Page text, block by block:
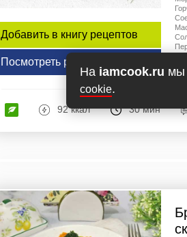
На iamcook.ru мы
cookie.
Добавить в книгу рецептов
Посмотреть рецепт
92 ккал 30 мин